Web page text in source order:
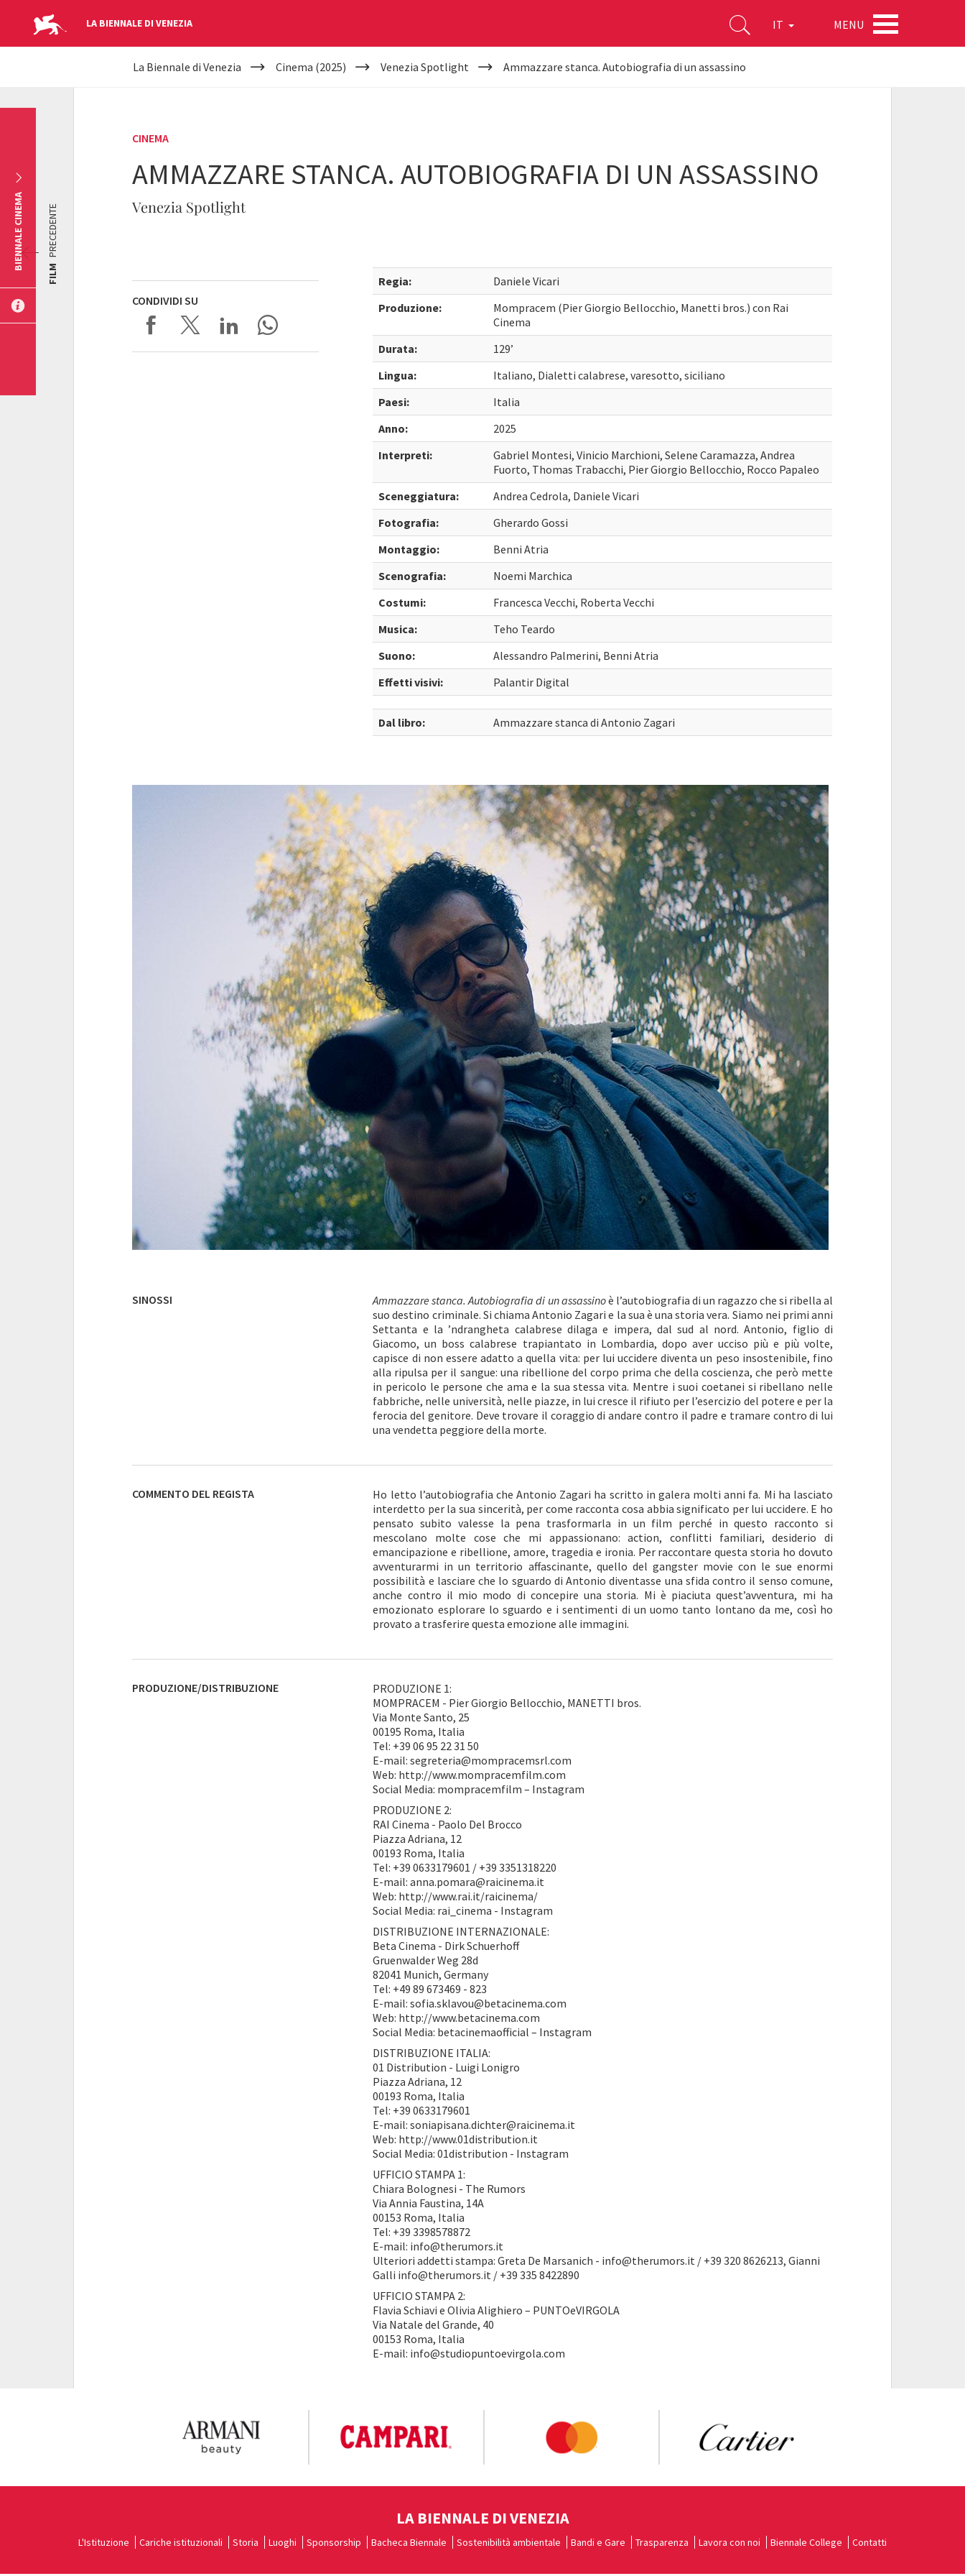
LA BIENNALE DI VENEZIA IT MENU
YOUR
La Biennale di Venezia Cinema (2025) Venezia Spotlight Ammazzare stanca. Autobiografia di un assassino
CINEMA
AMMAZZARE STANCA. AUTOBIOGRAFIA DI UN ASSASSINO
Venezia Spotlight
CONDIVIDI SU
Regia:
Daniele Vicari
Produzione:
Mompracem (Pier Giorgio Bellocchio, Manetti bros.) con Rai
Cinema
Durata:
129’
Lingua:
Italiano, Dialetti calabrese, varesotto, siciliano
Paesi:
Italia
Anno:
2025
Interpreti:
Gabriel Montesi, Vinicio Marchioni, Selene Caramazza, Andrea
Fuorto, Thomas Trabacchi, Pier Giorgio Bellocchio, Rocco Papaleo
Sceneggiatura:
Andrea Cedrola, Daniele Vicari
Fotografia:
Gherardo Gossi
Montaggio:
Benni Atria
Scenografia:
Noemi Marchica
Costumi:
Francesca Vecchi, Roberta Vecchi
Musica:
Teho Teardo
Suono:
Alessandro Palmerini, Benni Atria
Effetti visivi:
Palantir Digital
Dal libro: Ammazzare stanca di Antonio Zagari
FILM
PRECEDENTE
SINOSSI Ammazzare stanca. Autobiografia di un assassinoè l’autobiografia di un ragazzo che si ribella al
suo destino criminale. Si chiama Antonio Zagari e la sua è una storia vera. Siamo nei primi anni
Settanta e la ’ndrangheta calabrese dilaga e impera, dal sud al nord. Antonio, figlio di
Giacomo, un boss calabrese trapiantato in Lombardia, dopo aver ucciso più e più volte,
capisce di non essere adatto a quella vita: per lui uccidere diventa un peso insostenibile, fino
alla ripulsa per il sangue: una ribellione del corpo prima che della coscienza, che però mette
in pericolo le persone che ama e la sua stessa vita. Mentre i suoi coetanei si ribellano nelle
fabbriche, nelle università, nelle piazze, in lui cresce il rifiuto per l’esercizio del potere e per la
ferocia del genitore. Deve trovare il coraggio di andare contro il padre e tramare contro di lui
una vendetta peggiore della morte.
COMMENTO DEL REGISTA
Ho letto l’autobiografia che Antonio Zagari ha scritto in galera molti anni fa. Mi ha lasciato
interdetto per la sua sincerità, per come racconta cosa abbia significato per lui uccidere. E ho
pensato subito valesse la pena trasformarla in un film perché in questo racconto si
mescolano molte cose che mi appassionano: action, conflitti familiari, desiderio di
emancipazione e ribellione, amore, tragedia e ironia. Per raccontare questa storia ho dovuto
avventurarmi in un territorio affascinante, quello del gangster movie con le sue enormi
possibilità e lasciare che lo sguardo di Antonio diventasse una sfida contro il senso comune,
anche contro il mio modo di concepire una storia. Mi è piaciuta quest’avventura, mi ha
emozionato esplorare lo sguardo e i sentimenti di un uomo tanto lontano da me, così ho
provato a trasferire questa emozione alle immagini.
PRODUZIONE/DISTRIBUZIONE
PRODUZIONE 1:
MOMPRACEM - Pier Giorgio Bellocchio, MANETTI bros.
Via Monte Santo, 25
00195 Roma, Italia
Tel: +39 06 95 22 31 50
E-mail: segreteria@mompracemsrl.com
Web: http://www.mompracemfilm.com
Social Media: mompracemfilm – Instagram
PRODUZIONE 2:
RAI Cinema - Paolo Del Brocco
Piazza Adriana, 12
00193 Roma, Italia
Tel: +39 0633179601 / +39 3351318220
E-mail: anna.pomara@raicinema.it
Web: http://www.rai.it/raicinema/
Social Media: rai_cinema - Instagram
DISTRIBUZIONE INTERNAZIONALE:
Beta Cinema - Dirk Schuerhoff
Gruenwalder Weg 28d
82041 Munich, Germany
Tel: +49 89 673469 - 823
E-mail: sofia.sklavou@betacinema.com
Web: http://www.betacinema.com
Social Media: betacinemaofficial – Instagram
DISTRIBUZIONE ITALIA:
01 Distribution - Luigi Lonigro
Piazza Adriana, 12
00193 Roma, Italia
Tel: +39 0633179601
E-mail: soniapisana.dichter@raicinema.it
Web: http://www.01distribution.it
Social Media: 01distribution - Instagram
UFFICIO STAMPA 1:
Chiara Bolognesi - The Rumors
Via Annia Faustina, 14A
00153 Roma, Italia
Tel: +39 3398578872
E-mail: info@therumors.it
Ulteriori addetti stampa: Greta De Marsanich - info@therumors.it / +39 320 8626213, Gianni
Galli info@therumors.it / +39 335 8422890
UFFICIO STAMPA 2:
Flavia Schiavi e Olivia Alighiero – PUNTOeVIRGOLA
Via Natale del Grande, 40
00153 Roma, Italia
E-mail: info@studiopuntoevirgola.com
BIENNALE CINEMA
LA BIENNALE DI VENEZIA
L'Istituzione Cariche istituzionali Storia Luoghi Sponsorship Bacheca Biennale Sostenibilità ambientale Bandi e Gare Trasparenza Lavora con noi Biennale College Contatti